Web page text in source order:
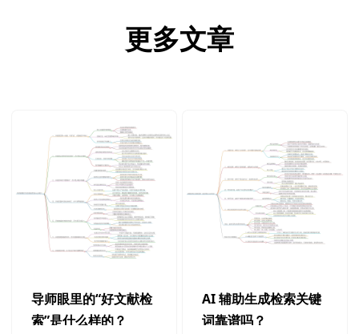
更多文章
导师眼里的“好文献检
索”是什么样的？
AI 辅助生成检索关键
词靠谱吗？